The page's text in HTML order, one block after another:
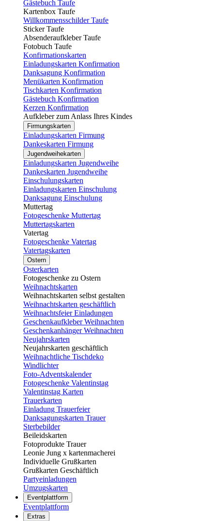
Gästebuch Taufe
Kartenbox Taufe
Willkommensschilder Taufe
Sticker Taufe
Absenderaufkleber Taufe
Fotobuch Taufe
Konfirmationskarten
Einladungskarten Konfirmation
Danksagung Konfirmation
Menükarten Konfirmation
Tischkarten Konfirmation
Gästebuch Konfirmation
Kerzen Konfirmation
Aufkleber zum Anlass Ihres Kindes
Firmungskarten
Einladungskarten Firmung
Dankeskarten Firmung
Jugendweihekarten
Einladungskarten Jugendweihe
Dankeskarten Jugendweihe
Einschulungskarten
Einladungskarten Einschulung
Danksagung Einschulung
Muttertag
Fotogeschenke Muttertag
Muttertagskarten
Vatertag
Fotogeschenke Vatertag
Vatertagskarten
Ostern
Osterkarten
Fotogeschenke zu Ostern
Weihnachtskarten
Weihnachtskarten selbst gestalten
Weihnachtskarten geschäftlich
Weihnachtsfeier Einladungen
Geschenkaufkleber Weihnachten
Geschenkanhänger Weihnachten
Neujahrskarten
Neujahrskarten geschäftlich
Weihnachtliche Tischdeko
Windlichter
Foto-Adventskalender
Fotogeschenke Valentinstag
Valentinstag Karten
Trauerkarten
Einladung Trauerfeier
Danksagungskarten Trauer
Sterbebilder
Beileidskarten
Fotoprodukte Trauer
Leonie Jung x kartenmacherei
Individuelle Grußkarten
Grußkarten Geschäftlich
Partyeinladungen
Umzugskarten
Eventplattform
Eventplattform
Extras